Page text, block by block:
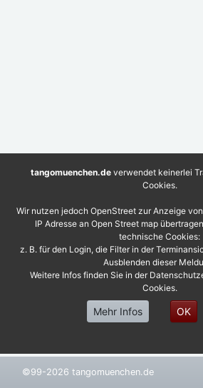
©99-2026 tangomuenchen.de
tangomuenchen.de verwendet keinerlei
Cookies.
Wir nutzen jedoch OpenStreet zur Anzeige
IP Adresse an Open Street map
technische Cookies:
z. B. für den Login, die Filter in der
Ausblenden dieser
Weitere Infos finden Sie in der
Cookies.
Mehr Infos OK